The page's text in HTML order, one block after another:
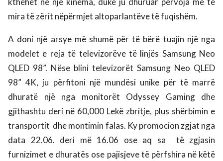
mira të zërit nëpërmjet altoparlantëve të fuqishëm.
A doni një arsye më shumë për të bërë tuajin një nga
modelet e reja të televizorëve të linjës Samsung Neo
QLED 98”. Nëse blini televizorët Samsung Neo QLED
98” 4K, ju përfitoni një mundësi unike për të marrë
dhuratë një nga monitorët Odyssey Gaming dhe
gjithashtu deri në 60,000 Lekë zbritje, plus shërbimin e
transportit dhe montimin falas. Ky promocion zgjat nga
data 22.06. deri më 16.06 ose aq sa
të zgjasin
furnizimet e dhuratës ose pajisjeve të përfshira në këtë